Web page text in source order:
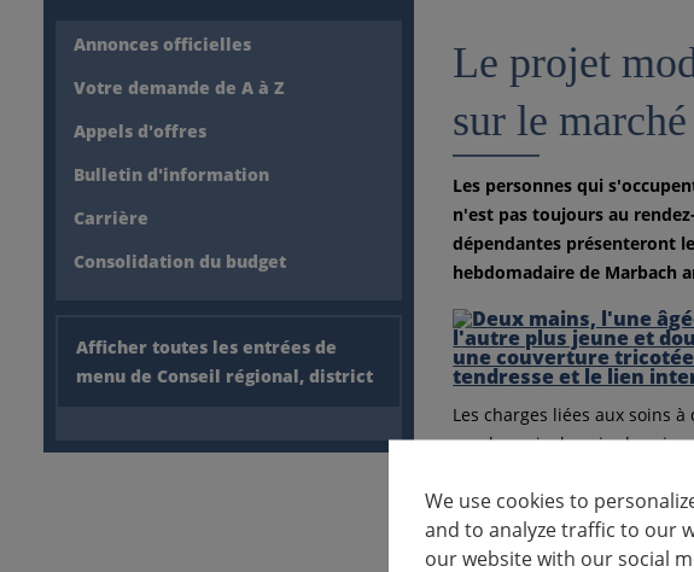
Annonces officielles
Votre demande de A à Z
Appels d'offres
Bulletin d'information
Carrière
Consolidation du budget
Afficher toutes les entrées de
menu de Conseil régional, district
Le projet
sur le
Les personnes qui
n'est pas toujours au
dépendantes présenteront
hebdomadaire de Marbach
Les charges liées aux soins
proche qui a besoin de
aide les aidants à prendre
mise en place d'un réseau
transfert dans une
Wurtemberg dans le cadre
We use cookies to
and to analyze traffic to our
our website with our social